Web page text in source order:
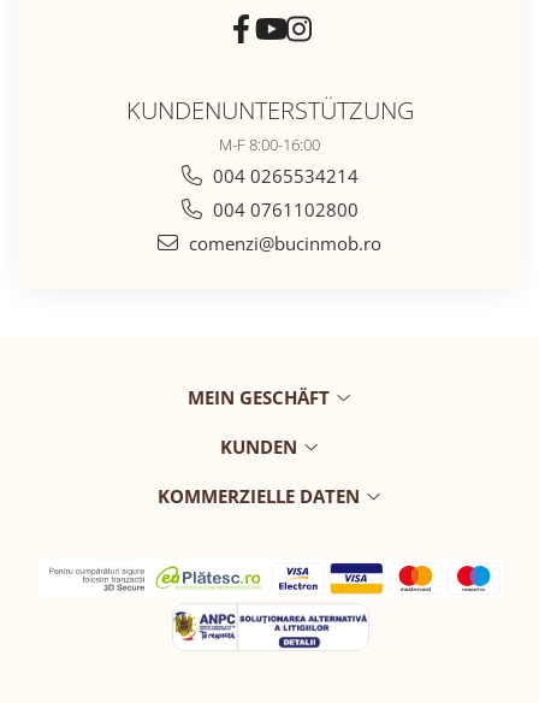
KUNDENUNTERSTÜTZUNG
M-F 8:00-16:00
004 0265534214
004 0761102800
comenzi@bucinmob.ro
MEIN GESCHÄFT
KUNDEN
KOMMERZIELLE DATEN